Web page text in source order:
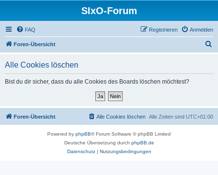
SIxO-Forum
FAQ Anmelden
Registrieren
Foren-Übersicht
Alle Cookies löschen
Bist du dir sicher, dass du alle Cookies des Boards löschen möchtest?
Foren-Übersicht Alle Zeiten sind UTC+01:00
Alle Cookies löschen
Powered by phpBB® Forum Software © phpBB Limited
Deutsche Übersetzung durch phpBB.de
Datenschutz| Nutzungsbedingungen